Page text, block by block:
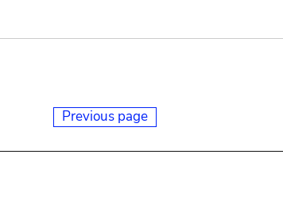
Previous page